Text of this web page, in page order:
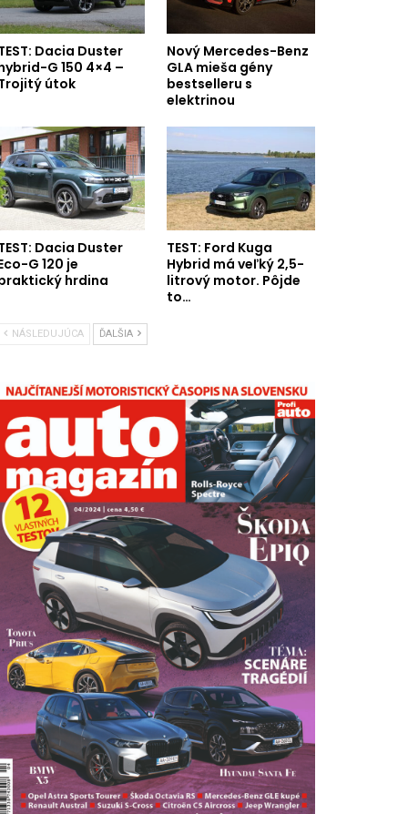
Dacia Duster
G 150 4×4 –
útok
Nový Mercedes-Benz
GLA mieša gény
bestselleru s
elektrinou
Dacia Duster
G 120 je
hrdina
TEST: Ford Kuga
Hybrid má veľký 2,5-
litrový motor. Pôjde
to…
NÁSLEDUJÚCA ĎALŠIA